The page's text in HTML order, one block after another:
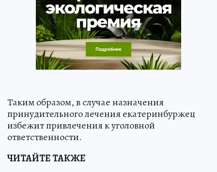
Таким образом, в случае назначения
принудительного лечения екатеринбуржец
избежит привлечения к уголовной
ответственности.
ЧИТАЙТЕ ТАКЖЕ